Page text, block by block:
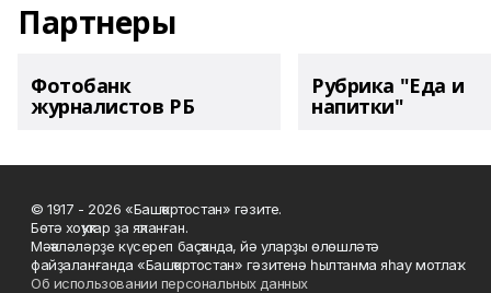
Партнеры
Фотобанк
журналистов РБ
Рубрика "Еда и
напитки"
© 1917 - 2026 «Башҡортостан» гәзите.
Бөтә хоҡуҡтар ҙа яҡланған.
Мәҡәләләрҙе күсереп баҫҡанда, йә уларҙы өлөшләтә
файҙаланғанда «Башҡортостан» гәзитенә һылтанма яһау мотлаҡ.
Об использовании персональных данных